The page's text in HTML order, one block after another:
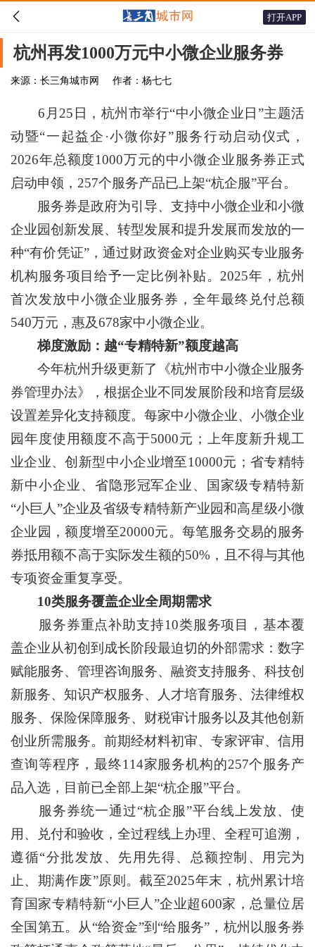
 打开APP
杭州再发1000万元中小微企业服务券
来源：长三角城市网 作者：杨七七
6月25日，杭州市举行“中小微企业日”主题活
动暨“一起益企·小微你好”服务行动启动仪式，
2026年总额度1000万元的中小微企业服务券正式
启动申领，257个服务产品已上架“杭企服”平台。
服务券是政府为引导、支持中小微企业和小微
企业园创新发展、转型发展和提升发展而发放的一
种“有价凭证”，通过财政资金对企业购买专业服务
机构服务项目给予一定比例补贴。2025年，杭州
首次发放中小微企业服务券，全年最终兑付总额
540万元，惠及678家中小微企业。
梯度激励：越“专精特新”额度越高
今年杭州升级更新了《杭州市中小微企业服务
券管理办法》，根据企业不同发展阶段和培育层级
设置差异化支持额度。每家中小微企业、小微企业
园年度使用额度不高于5000元；上年度新升规工
业企业、创新型中小企业增至10000元；省专精特
新中小企业、省隐形冠军企业、国家级专精特新
“小巨人”企业及省级专精特新产业园和高星级小微
企业园，额度增至20000元。每笔服务交易的服务
券抵用额不高于实际发生额的50%，且不得与其他
专项资金重复享受。
10类服务覆盖企业全周期需求
服务券重点补助支持10类服务项目，基本覆
盖企业从初创到成长阶段最迫切的外部需求：数字
赋能服务、管理咨询服务、融资支持服务、科技创
新服务、知识产权服务、人才培育服务、法律维权
服务、保险保障服务、财税审计服务以及其他创新
创业所需服务。前期经材料初审、专家评审、信用
查询等程序，最终114家服务机构的257个服务产
品入选，目前已全部上架“杭企服”平台。
服务券统一通过“杭企服”平台线上发放、使
用、兑付和验收，全过程线上办理、全程可追溯，
遵循“分批发放、先用先得、总额控制、用完为
止、期满作废”原则。截至2025年末，杭州累计培
育国家专精特新“小巨人”企业超600家，总量位居
全国第五。从“给资金”到“给服务”，杭州以服务券